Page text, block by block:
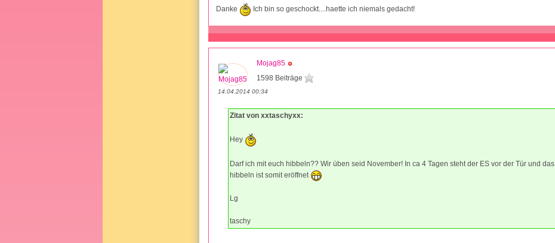
Danke Ich bin so geschockt....haette ich niemals gedacht!
Mojag85
1598 Beiträge
14.04.2014 00:34
Zitat von xxtaschyxx:
Hey
Darf ich mit euch hibbeln?? Wir üben seid November! In ca 4 Tagen steht der ES vor der Tür und das
hibbeln ist somit eröffnet
Lg
taschy